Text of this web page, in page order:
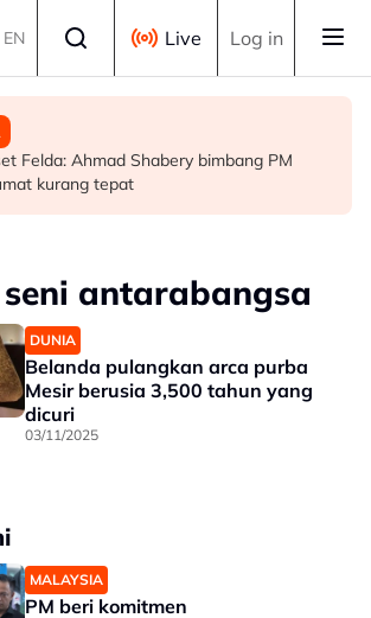
EN Live Log in
persempadanan DUN Sarawak, minta
Fahmi
Korea: Eksperimen berjaya, beregu
muncul juara!
Felda: Ahmad Shabery bimbang PM
kurang tepat
antarabangsa
DUNIA
Belanda pulangkan arca purba
Mesir berusia 3,500 tahun yang
dicuri
03/11/2025
MALAYSIA
PM beri komitmen